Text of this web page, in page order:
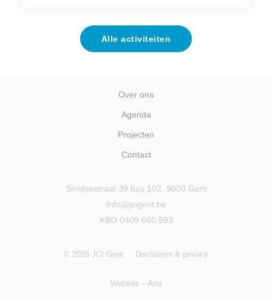
Alle activiteiten
Over ons
Agenda
Projecten
Contact
Smidsestraat 39 bus 102, 9000 Gent
Info@jcigent.be
KBO 0409.660.593
© 2026 JCI Gent Disclaimer & privacy
Website – Aria